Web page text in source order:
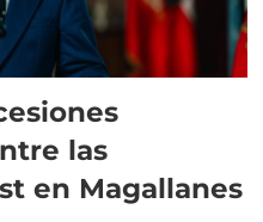
las
en Magallanes